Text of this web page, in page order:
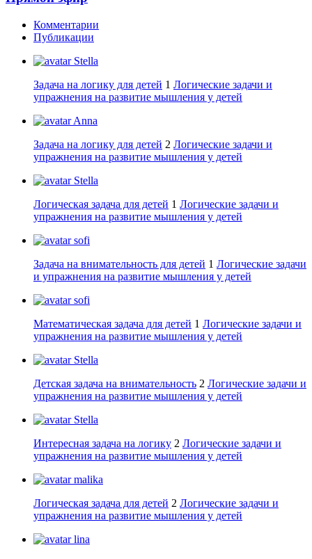
Комментарии
Публикации
Stella
Задача на логику для детей 1 Логические задачи и
упражнения на развитие мышления у детей
Anna
Задача на логику для детей 2 Логические задачи и
упражнения на развитие мышления у детей
Stella
Логическая задача для детей 1 Логические задачи и
упражнения на развитие мышления у детей
sofi
Задача на внимательность для детей 1 Логические задачи
и упражнения на развитие мышления у детей
sofi
Математическая задача для детей 1 Логические задачи и
упражнения на развитие мышления у детей
Stella
Детская задача на внимательность 2 Логические задачи и
упражнения на развитие мышления у детей
Stella
Интересная задача на логику 2 Логические задачи и
упражнения на развитие мышления у детей
malika
Логическая задача для детей 2 Логические задачи и
упражнения на развитие мышления у детей
lina